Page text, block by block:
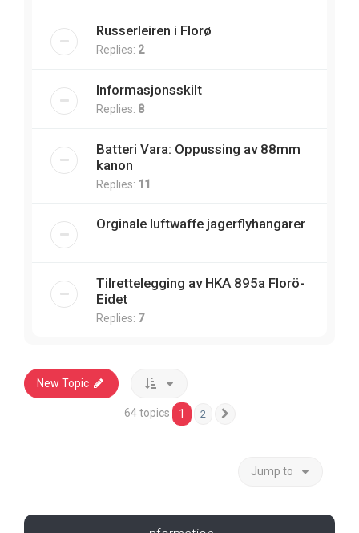
Russerleiren i Florø
Replies: 2
Informasjonsskilt
Replies: 8
Batteri Vara: Oppussing av 88mm
kanon
Replies: 11
Orginale luftwaffe jagerflyhangarer
Tilrettelegging av HKA 895a Florö-
Eidet
Replies: 7
New Topic
64 topics 1 2
Jump to